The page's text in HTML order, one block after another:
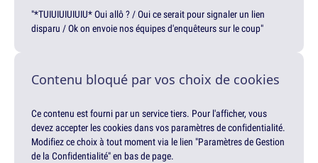
"*TUIUIUIUIUIU* Oui allô ? / Oui ce serait pour signaler un lien
disparu / Ok on envoie nos équipes d'enquêteurs sur le coup"
Contenu bloqué par vos choix de cookies
Ce contenu est fourni par un service tiers. Pour l'afficher, vous
devez accepter les cookies dans vos paramètres de confidentialité.
Modifiez ce choix à tout moment via le lien "Paramètres de Gestion
de la Confidentialité" en bas de page.